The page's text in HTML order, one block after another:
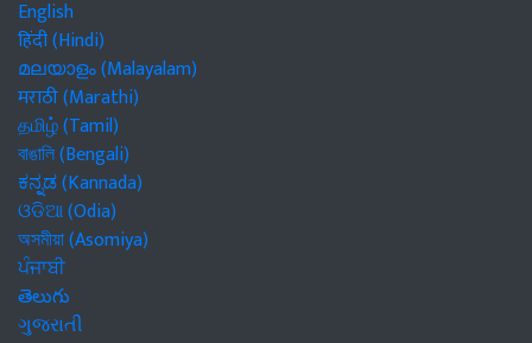
English
हिंदी (Hindi)
മലയാളം (Malayalam)
मराठी (Marathi)
தமிழ் (Tamil)
বাঙালি (Bengali)
ಕನ್ನಡ (Kannada)
ଓଡିଆ (Odia)
অসমীয়া (Asomiya)
ਪੰਜਾਬੀ
తెలుగు
ગુજરાતી